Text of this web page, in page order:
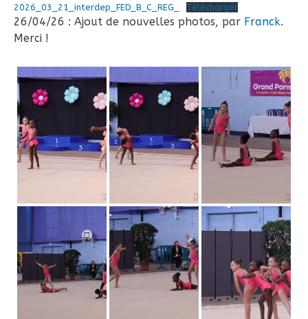
2026_03_21_interdep_FED_B_C_REG_
Télécharger
26/04/26 : Ajout de nouvelles photos, par Franck.
Merci !